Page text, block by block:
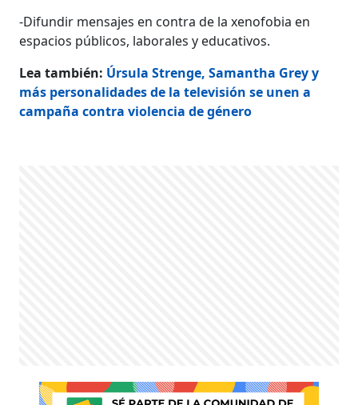
-Difundir mensajes en contra de la xenofobia en
espacios públicos, laborales y educativos.
Lea también: Úrsula Strenge, Samantha Grey y
más personalidades de la televisión se unen a
campaña contra violencia de género